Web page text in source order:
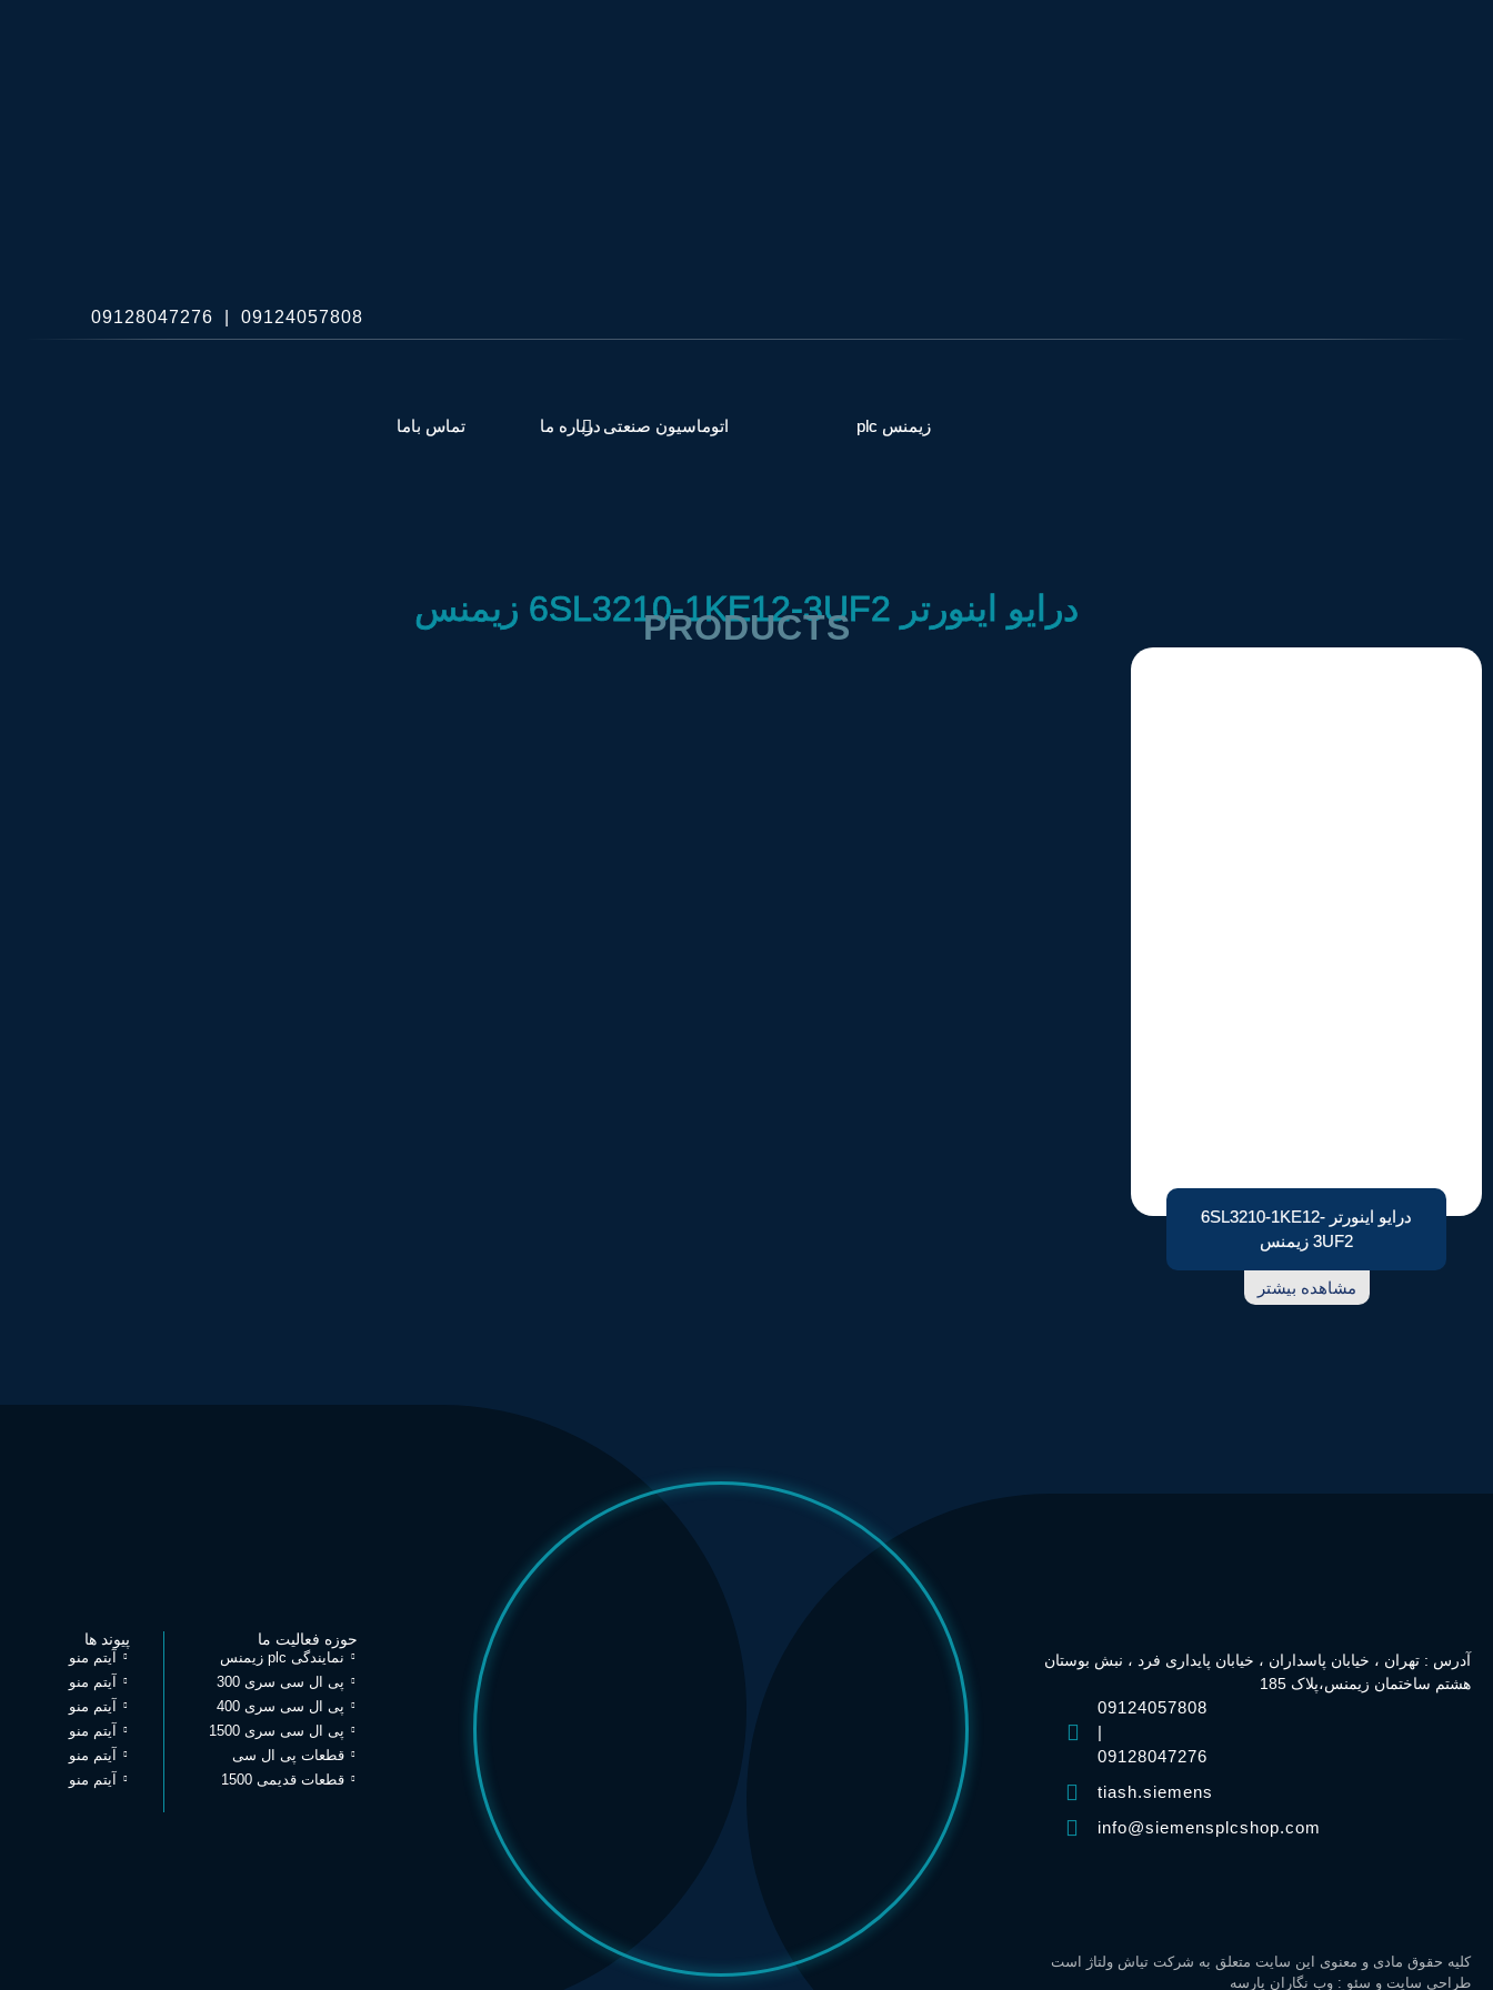
09124057808
09128047276
زیمنس plc اتوماسیون صنعتی درباره ما تماس باما
درایو اینورتر 6SL3210-1KE12-3UF2 زیمنس PRODUCTS
درایو اینورتر 6SL3210-1KE12-
3UF2 زیمنس
مشاهده بیشتر
آدرس : تهران ، خیابان پاسداران ، خیابان پایداری فرد ، نبش بوستان
هشتم ساختمان زیمنس،پلاک 185
09124057808
|
09128047276
tiash.siemens
info@siemensplcshop.com
کلیه حقوق مادی و معنوی این سایت متعلق به شرکت تیاش ولتاژ است
طراحی سایت و سئو : وب نگاران پارسه
حوزه فعالیت ما
نمایندگی plc زیمنس
پی ال سی سری 300
پی ال سی سری 400
پی ال سی سری 1500
قطعات پی ال سی
قطعات قدیمی 1500
پیوند ها
آیتم منو
آیتم منو
آیتم منو
آیتم منو
آیتم منو
آیتم منو